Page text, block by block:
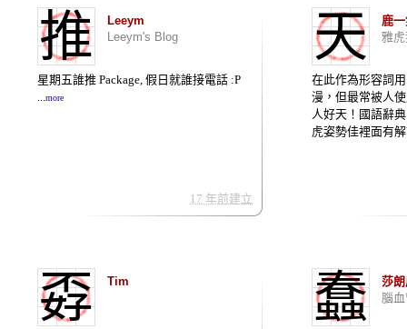
推
Leeym
Leeym's Blog
星期五誰推 Package, 假日就誰接電話 :P
...more
17 年前建立
天
鹿
雅
在此作為形容詞
漫，但最常被人
人好天！國語辭
虎姿勢佳裡面有解
孬 Tim 蠢
莎
腦